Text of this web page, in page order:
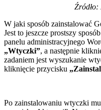
Źródło:
W jaki sposób zainstalować
Jest to jeszcze prostszy
panelu administracyjnego
„Wtyczki”, a następnie
zadaniem jest wyszukanie
kliknięcie przycisku
Po zainstalowaniu wtyczki